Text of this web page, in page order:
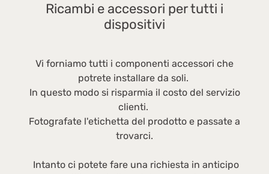
Ricambi e accessori per tutti i
dispositivi
Vi forniamo tutti i componenti accessori che
potrete installare da soli.
In questo modo si risparmia il costo del servizio
clienti.
Fotografate l'etichetta del prodotto e passate a
trovarci.
Intanto ci potete fare una richiesta in anticipo